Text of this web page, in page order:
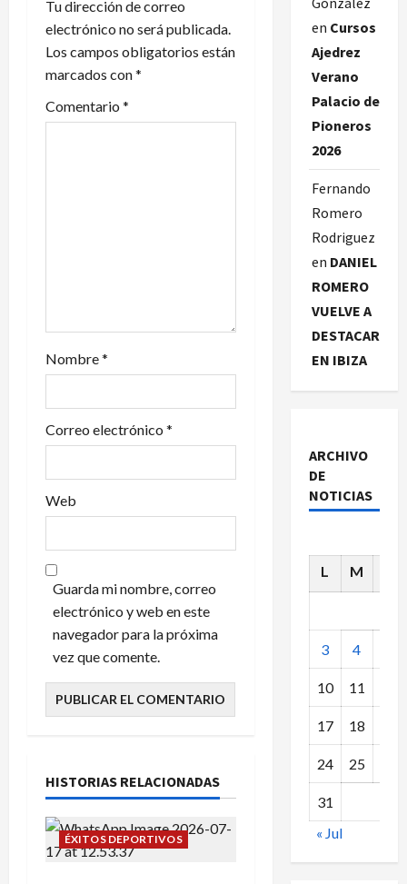
Tu dirección de correo
electrónico no será publicada.
Los campos obligatorios están
marcados con*
Comentario *
Nombre*
Correo electrónico *
Web
Guarda mi nombre, correo
electrónico y web en este
navegador para la próxima
vez que comente.
HISTORIAS RELACIONADAS
ÉXITOS DEPORTIVOS
en Cursos
Ajedrez
Verano
Palacio de
Pioneros
2026
Fernando
Romero
Rodriguez
en DANIEL
ROMERO
VUELVE A
DESTACAR
EN IBIZA
ARCHIVO
DE
NOTICIAS
L M
3 4
10 11
17 18
24 25
31
« Jul